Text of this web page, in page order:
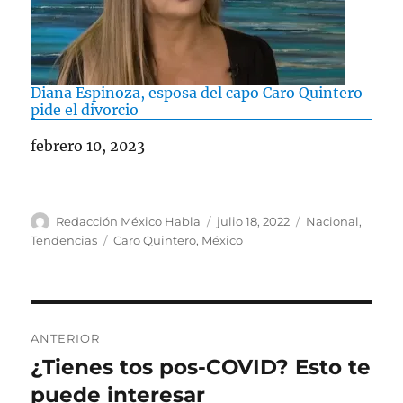
Diana Espinoza, esposa del capo Caro Quintero
pide el divorcio
Fecha
febrero 10, 2023
A
u
Redacción México Habla
P
u
o
julio 18, 2022
C
a
Nacional,
Tendencias
E
a
s
Caro Quintero, México
a
v
ANTERIOR
E
n
¿Tienes tos pos-COVID? Esto te
puede interesar